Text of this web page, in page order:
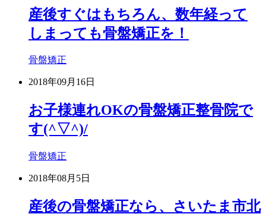
産後すぐはもちろん、数年経って
しまっても骨盤矯正を！
骨盤矯正
2018年09月16日
お子様連れOKの骨盤矯正整骨院で
す(^▽^)/
骨盤矯正
2018年08月5日
産後の骨盤矯正なら、さいたま市北